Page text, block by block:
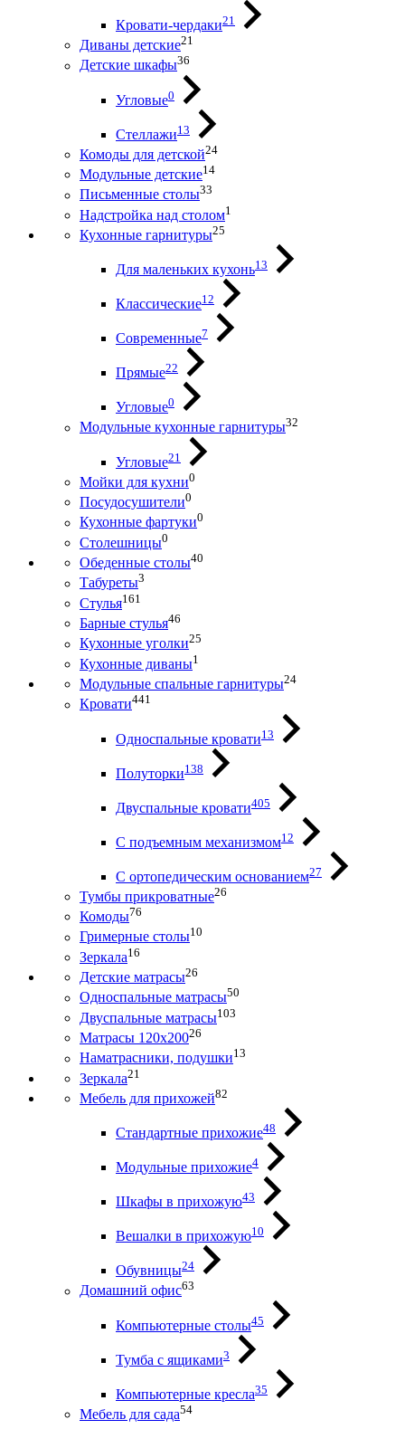
Кровати-чердаки21
Диваны детские21
Детские шкафы36
Угловые0
Стеллажи13
Комоды для детской24
Модульные детские14
Письменные столы33
Надстройка над столом1
Кухонные гарнитуры25
Для маленьких кухонь13
Классические12
Современные7
Прямые22
Угловые0
Модульные кухонные гарнитуры32
Угловые21
Мойки для кухни0
Посудосушители0
Кухонные фартуки0
Столешницы0
Обеденные столы40
Табуреты3
Стулья161
Барные стулья46
Кухонные уголки25
Кухонные диваны1
Модульные спальные гарнитуры24
Кровати441
Односпальные кровати13
Полуторки138
Двуспальные кровати405
С подъемным механизмом12
С ортопедическим основанием27
Тумбы прикроватные26
Комоды76
Гримерные столы10
Зеркала16
Детские матрасы26
Односпальные матрасы50
Двуспальные матрасы103
Матрасы 120х20026
Наматрасники, подушки13
Зеркала21
Мебель для прихожей82
Стандартные прихожие48
Модульные прихожие4
Шкафы в прихожую43
Вешалки в прихожую10
Обувницы24
Домашний офис63
Компьютерные столы45
Тумба с ящиками3
Компьютерные кресла35
Мебель для сада54